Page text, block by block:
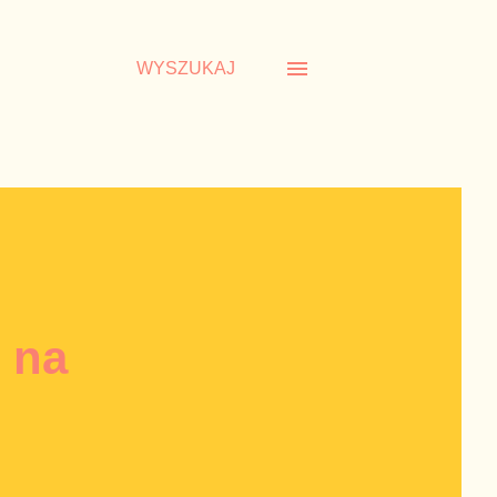
WYSZUKAJ
na